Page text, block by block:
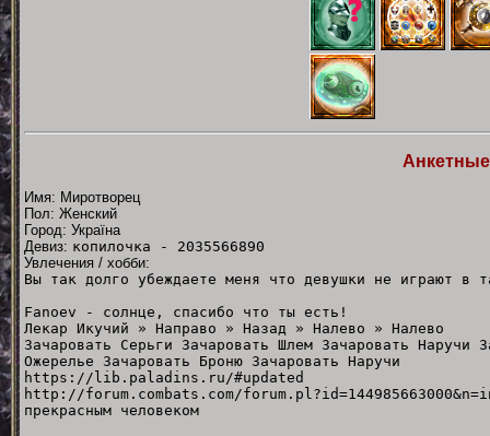
Имя: Миротворец
Пол: Женский
Город: Україна
Девиз: копилочка - 2035566890
Увлечения / хобби:
Вы так долго убеждаете меня что девушки не играют
Fanoev - солнце, спасибо что ты есть!
Лекар Икучий » Направо » Назад » Налево » Налево
Зачаровать Серьги Зачаровать Шлем Зачаровать Наручи
Ожерелье Зачаровать Броню Зачаровать Наручи
https://lib.paladins.ru/#updated
http://forum.combats.com/
прекрасным человеком